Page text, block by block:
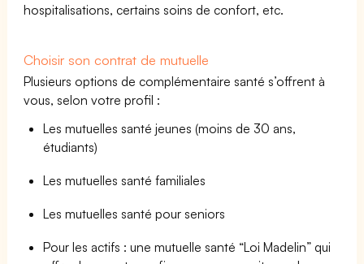
hospitalisations, certains soins de confort, etc.
Choisir son contrat de mutuelle
Plusieurs options de complémentaire santé s’offrent à
vous, selon votre profil :
Les mutuelles santé jeunes (moins de 30 ans,
étudiants)
Les mutuelles santé familiales
Les mutuelles santé pour seniors
Pour les actifs : une mutuelle santé “Loi Madelin” qui